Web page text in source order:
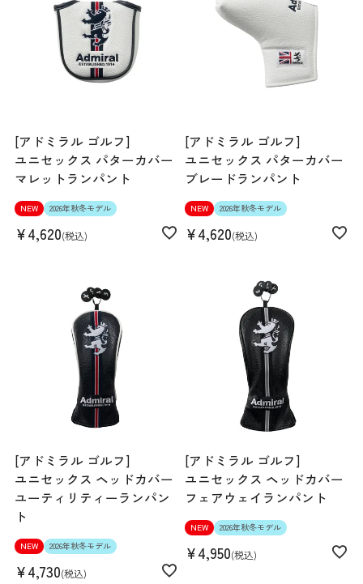
[アドミラル ゴルフ]
ユニセックス パターカバー
マレットランパント
NEW 2026年秋冬モデル
¥4,620 税込
[アドミラル ゴルフ]
ユニセックス パターカバー
ブレードランパント
NEW 2026年秋冬モデル
¥4,620 税込
[アドミラル ゴルフ]
ユニセックス ヘッドカバー
ユーティリティーランパン
ト
NEW 2026年秋冬モデル
¥4,730 税込
[アドミラル ゴルフ]
ユニセックス ヘッドカバー
フェアウェイランパント
NEW 2026年秋冬モデル
¥4,950 税込